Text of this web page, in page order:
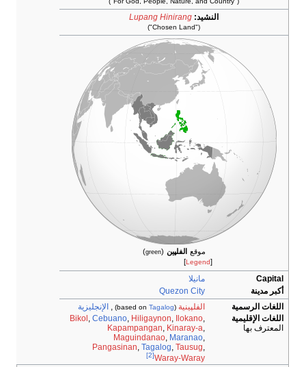
النشيد: Lupang Hinirang
("Chosen Land")
موقع الفلپين (
green
)
[
Legend
]
Capital
مانيلا
أكبر مدينة
Quezon City
اللغات الرسمية
الفلپينية (based on
Tagalog
)
, الإنجليزية
اللغات الإقليمية
المعترف بها
Bikol , Cebuano, Hiligaynon, Ilokano,
Kapampangan, Kinaray-a,
Maguindanao, Maranao,
Pangasinan, Tagalog, Tausug,
Waray-Waray
[2]